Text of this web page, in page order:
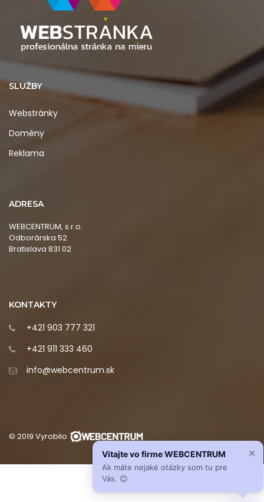
SLUŽBY
Webstránky
Domény
Reklama
ADRESA
WEBCENTRUM, s.r.o.
Odborárska 52
Bratislava 831 02
KONTAKTY
+421 903 777 321
+421 911 333 460
info@webcentrum.sk
© 2019 Vyrobilo
×
Vitajte vo firme WEBCENTRUM
Ak máte nejaké otázky som tu pre
Vás. 😊